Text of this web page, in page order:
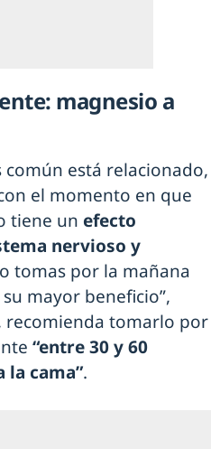
magnesio a
está relacionado,
el momento en que
tiene un efecto
nervioso y
tomas por la mañana
mayor beneficio”,
recomienda tomarlo por
“entre 30 y 60
la cama”.